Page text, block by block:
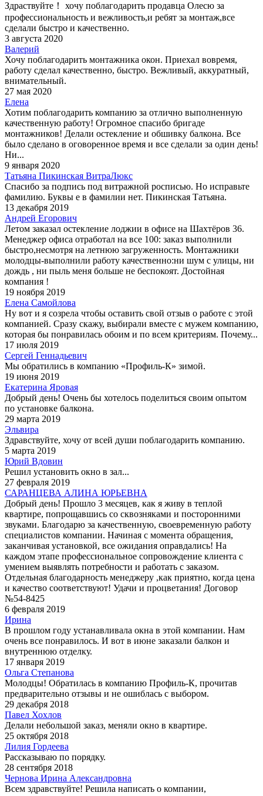
Здраствуйте！ хочу поблагодарить продавца Олесю за
профессиональность и вежливость,и ребят за монтаж,все
сделали быстро и качественно.
3 августа 2020
Валерий
Хочу поблагодарить монтажника окон. Приехал вовремя,
работу сделал качественно, быстро. Вежливый, аккуратный,
внимательный.
27 мая 2020
Елена
Хотим поблагодарить компанию за отлично выполненную
качественную работу! Огромное спасибо бригаде
монтажников! Делали остекление и обшивку балкона. Все
было сделано в оговоренное время и все сделали за один день!
Ни...
9 января 2020
Татьяна Пикинская ВитраЛюкс
Спасибо за подпись под витражной росписью. Но исправьте
фамилию. Буквы е в фамилии нет. Пикинская Татьяна.
13 декабря 2019
Андрей Егорович
Летом заказал остекление лоджии в офисе на Шахтёров 36.
Менеджер офиса отработал на все 100: заказ выполнили
быстро,несмотря на летнюю загруженность. Монтажники
молодцы-выполнили работу качественно:ни шум с улицы, ни
дождь , ни пыль меня больше не беспокоят. Достойная
компания !
19 ноября 2019
Елена Самойлова
Ну вот и я созрела чтобы оставить свой отзыв о работе с этой
компанией. Сразу скажу, выбирали вместе с мужем компанию,
которая бы понравилась обоим и по всем критериям. Почему...
17 июля 2019
Сергей Геннадьевич
Мы обратились в компанию «Профиль-К» зимой.
19 июня 2019
Екатерина Яровая
Добрый день! Очень бы хотелось поделиться своим опытом
по установке балкона.
29 марта 2019
Эльвира
Здравствуйте, хочу от всей души поблагодарить компанию.
5 марта 2019
Юрий Вдовин
Решил установить окно в зал...
27 февраля 2019
САРАНЦЕВА АЛИНА ЮРЬЕВНА
Добрый день! Прошло 3 месяцев, как я живу в теплой
квартире, попрощавшись со сквозняками и посторонними
звуками. Благодарю за качественную, своевременную работу
специалистов компании. Начиная с момента обращения,
заканчивая установкой, все ожидания оправдались! На
каждом этапе профессиональное сопровождение клиента с
умением выявлять потребности и работать с заказом.
Отдельная благодарность менеджеру ,как приятно, когда цена
и качество соответствуют! Удачи и процветания! Договор
№54-8425
6 февраля 2019
Ирина
В прошлом году устанавливала окна в этой компании. Нам
очень все понравилось. И вот в июне заказали балкон и
внутреннюю отделку.
17 января 2019
Ольга Степанова
Молодцы! Обратилась в компанию Профиль-К, прочитав
предварительно отзывы и не ошиблась с выбором.
29 декабря 2018
Павел Хохлов
Делали небольшой заказ, меняли окно в квартире.
25 октября 2018
Лилия Гордеева
Рассказываю по порядку.
28 сентября 2018
Чернова Ирина Александровна
Всем здравствуйте! Решила написать о компании,